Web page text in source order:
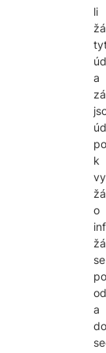
li
a
k
o
se
a
do